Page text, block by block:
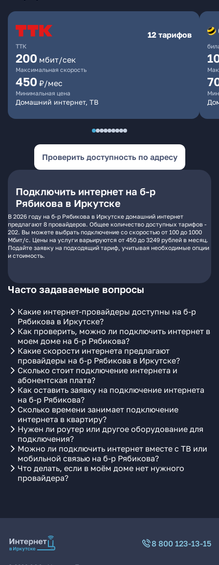
ТТК
12 тарифов
200 мбит/сек
Максимальная скорость
450 ₽/мес
Минимальная цена
Домашний интернет, ТВ
Проверить доступность по адресу
Подключить интернет на б-р
Рябикова в Иркутске
В 2026 году на б-р Рябикова в Иркутске домашний интернет
предлагают 8 провайдеров. Общее количество доступных тарифов -
202. Вы можете выбрать подключение со скоростью от 100 до 1000
Мбит/с. Цены на услуги варьируются от 450 до 3249 рублей в месяц.
Подайте заявку на подходящий тариф, учитывая необходимые опции
и стоимость.
Часто задаваемые вопросы
Какие интернет-провайдеры доступны на б-р
Рябикова в Иркутске?
Как проверить, можно ли подключить интернет в
моем доме на б-р Рябикова?
Какие скорости интернета предлагают
провайдеры на б-р Рябикова в Иркутске?
Сколько стоит подключение интернета и
абонентская плата?
Как оставить заявку на подключение интернета
на б-р Рябикова?
Сколько времени занимает подключение
интернета в квартиру?
Нужен ли роутер или другое оборудование для
подключения?
Можно ли подключить интернет вместе с ТВ или
мобильной связью на б-р Рябикова?
Что делать, если в моём доме нет нужного
провайдера?
8 800 123-13-15